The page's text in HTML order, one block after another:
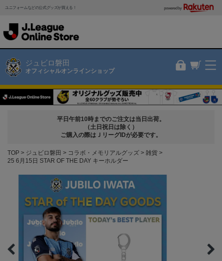
ユニフォームなどの公式グッズが買える！ powered by
ジュビロ磐田
オフィシャルオンラインショップ
平日午前10時までのご注文は当日出荷。
（土日祝日は除く）
ご購入の際はＪリーグIDが必要です。
TOP ジュビロ磐田 コラボ・メモリアルグッズ
雑貨
25 6月15日 STAR OF THE DAY キーホルダー